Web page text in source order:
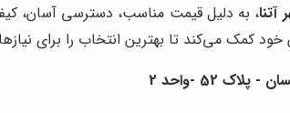
آتنا، به دلیل قیمت مناسب، دسترسی آسان،
کمک می‌کند تا بهترین انتخاب را برای
52 -واحد 2